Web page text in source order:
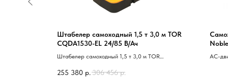
Штабелер самоходный 1,5 т 3,0 м TOR
CQDA1530-EL 24/85 В/Ач
Штабелер самоходный 1,5 т 3,0 м TOR
255 380 р. 306 456 р.
АС-